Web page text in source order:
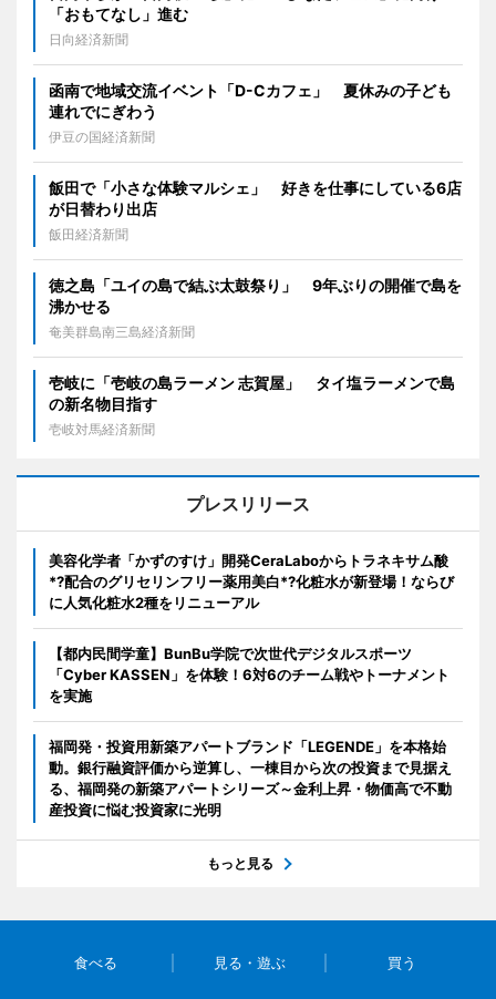
「おもてなし」進む
日向経済新聞
函南で地域交流イベント「D-Cカフェ」 夏休みの子ども
連れでにぎわう
伊豆の国経済新聞
飯田で「小さな体験マルシェ」 好きを仕事にしている6店
が日替わり出店
飯田経済新聞
徳之島「ユイの島で結ぶ太鼓祭り」 9年ぶりの開催で島を
沸かせる
奄美群島南三島経済新聞
壱岐に「壱岐の島ラーメン 志賀屋」 タイ塩ラーメンで島
の新名物目指す
壱岐対馬経済新聞
プレスリリース
美容化学者「かずのすけ」開発CeraLaboからトラネキサム酸
*?配合のグリセリンフリー薬用美白*?化粧水が新登場！ならび
に人気化粧水2種をリニューアル
【都内民間学童】BunBu学院で次世代デジタルスポーツ
「Cyber KASSEN」を体験！6対6のチーム戦やトーナメント
を実施
福岡発・投資用新築アパートブランド「LEGENDE」を本格始
動。銀行融資評価から逆算し、一棟目から次の投資まで見据え
る、福岡発の新築アパートシリーズ～金利上昇・物価高で不動
産投資に悩む投資家に光明
もっと見る
食べる 見る・遊ぶ 買う